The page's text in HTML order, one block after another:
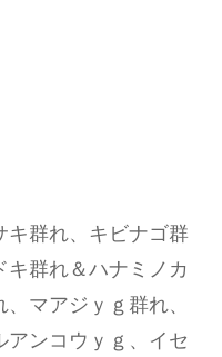
キ群れ、キビナゴ群
群れ＆ハナミノカ
マアジｙｇ群れ、
ンコウｙｇ、イセ